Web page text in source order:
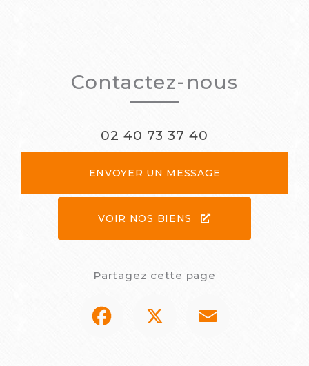
Contactez-nous
02 40 73 37 40
ENVOYER UN MESSAGE
VOIR NOS BIENS
Partagez cette page